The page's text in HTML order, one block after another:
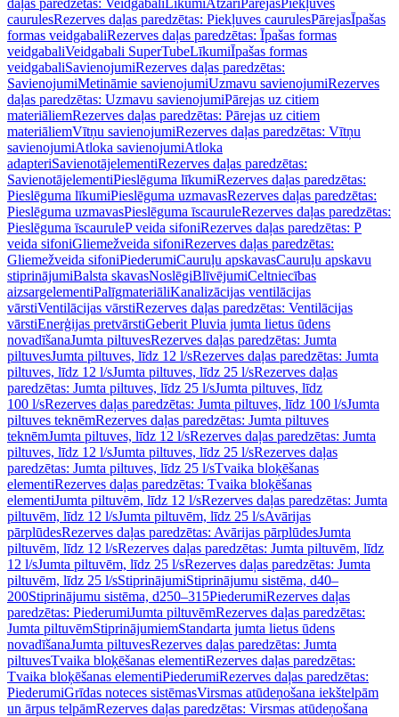
daļas paredzētas: Veidgabali LīkumiAtzari PārejasPiekļuves
caurulesRezerves daļas paredzētas: Piekļuves caurulesPārejasĪpašas
formas veidgabaliRezerves daļas paredzētas: Īpašas formas
veidgabaliVeidgabali SuperTubeLīkumiĪpašas formas
veidgabaliSavienojumiRezerves daļas paredzētas:
SavienojumiMetināmie savienojumiUzmavu savienojumiRezerves
daļas paredzētas: Uzmavu savienojumiPārejas uz citiem
materiāliemRezerves daļas paredzētas: Pārejas uz citiem
materiāliemVītņu savienojumiRezerves daļas paredzētas: Vītņu
savienojumiAtloka savienojumiAtloka
adapteriSavienotājelementiRezerves daļas paredzētas:
SavienotājelementiPieslēguma līkumiRezerves daļas paredzētas:
Pieslēguma līkumiPieslēguma uzmavasRezerves daļas paredzētas:
Pieslēguma uzmavasPieslēguma īscauruleRezerves daļas paredzētas:
Pieslēguma īscauruleP veida sifoniRezerves daļas paredzētas: P
veida sifoniGliemežveida sifoniRezerves daļas paredzētas:
Gliemežveida sifoniPiederumiCauruļu apskavasCauruļu apskavu
stiprinājumiBalsta skavasNoslēgiBlīvējumiCeltniecības
aizsargelementiPalīgmateriāliKanalizācijas ventilācijas
vārstiVentilācijas vārstiRezerves daļas paredzētas: Ventilācijas
vārstiEnerģijas pretvārstiGeberit Pluvia jumta lietus ūdens
novadīšanaJumta piltuvesRezerves daļas paredzētas: Jumta
piltuvesJumta piltuves, līdz 12 l/sRezerves daļas paredzētas: Jumta
piltuves, līdz 12 l/sJumta piltuves, līdz 25 l/sRezerves daļas
paredzētas: Jumta piltuves, līdz 25 l/sJumta piltuves, līdz
100 l/sRezerves daļas paredzētas: Jumta piltuves, līdz 100 l/sJumta
piltuves teknēmRezerves daļas paredzētas: Jumta piltuves
teknēmJumta piltuves, līdz 12 l/sRezerves daļas paredzētas: Jumta
piltuves, līdz 12 l/sJumta piltuves, līdz 25 l/sRezerves daļas
paredzētas: Jumta piltuves, līdz 25 l/sTvaika bloķēšanas
elementiRezerves daļas paredzētas: Tvaika bloķēšanas
elementiJumta piltuvēm, līdz 12 l/sRezerves daļas paredzētas: Jumta
piltuvēm, līdz 12 l/sJumta piltuvēm, līdz 25 l/sAvārijas
pārplūdesRezerves daļas paredzētas: Avārijas pārplūdesJumta
piltuvēm, līdz 12 l/sRezerves daļas paredzētas: Jumta piltuvēm, līdz
12 l/sJumta piltuvēm, līdz 25 l/sRezerves daļas paredzētas: Jumta
piltuvēm, līdz 25 l/sStiprinājumiStiprinājumu sistēma, d40–
200Stiprinājumu sistēma, d250–315PiederumiRezerves daļas
paredzētas: PiederumiJumta piltuvēmRezerves daļas paredzētas:
Jumta piltuvēmStiprinājumiemStandarta jumta lietus ūdens
novadīšanaJumta piltuvesRezerves daļas paredzētas: Jumta
piltuvesTvaika bloķēšanas elementiRezerves daļas paredzētas:
Tvaika bloķēšanas elementiPiederumiRezerves daļas paredzētas:
PiederumiGrīdas noteces sistēmasVirsmas atūdeņošana iekštelpām
un ārpus telpāmRezerves daļas paredzētas: Virsmas atūdeņošana